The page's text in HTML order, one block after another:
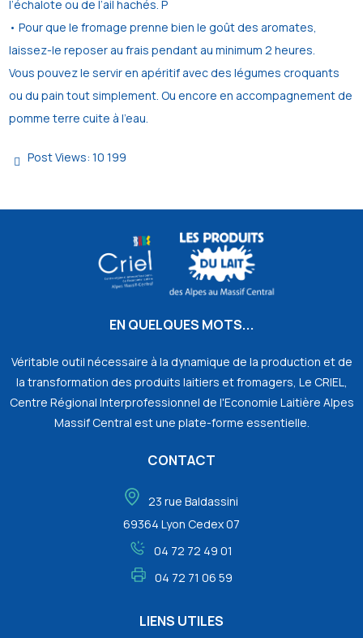
l’échalote ou de l’ail hachés. P
• Pour que le fromage prenne bien le goût des aromates,
laissez-le reposer au frais pendant au minimum 2 heures.
Vous pouvez le servir en apéritif avec des légumes croquants
ou du pain tout simplement. Ou encore en accompagnement de
pomme terre cuite à l’eau.
Post Views: 10 199
EN QUELQUES MOTS...
Véritable outil nécessaire à la dynamique de la production et de
la transformation des produits laitiers et fromagers, Le CRIEL,
Centre Régional Interprofessionnel de l'Economie Laitière Alpes
Massif Central est une plate-forme essentielle.
CONTACT
23 rue Baldassini
69364 Lyon Cedex 07
04 72 72 49 01
04 72 71 06 59
LIENS UTILES